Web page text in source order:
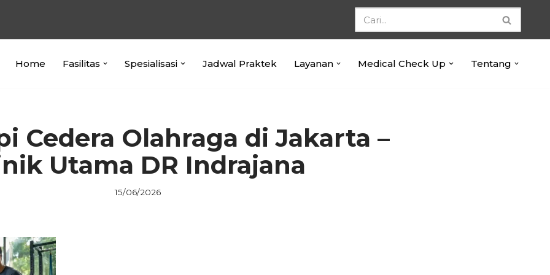
Home Fasilitas Spesialisasi Jadwal Praktek Layanan Medical Check Up Tentang
Cedera Olahraga di Jakarta –
Utama DR Indrajana
15/06/2026